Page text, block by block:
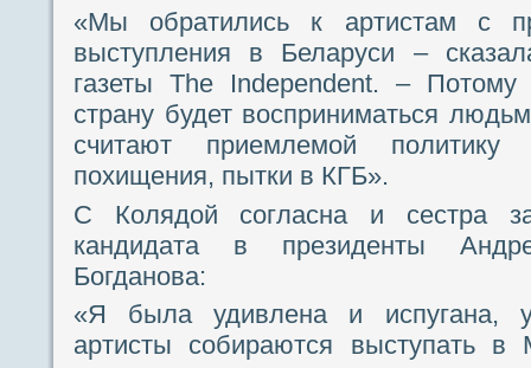
«Мы обратились к артистам с
выступления в Беларуси –
газеты The Independent. –
страну будет восприниматься
считают приемлемой политику
похищения, пытки в КГБ».
С Колядой согласна и сестра
кандидата в президенты
Богданова:
«Я была удивлена и испугана,
артисты собираются выступать в